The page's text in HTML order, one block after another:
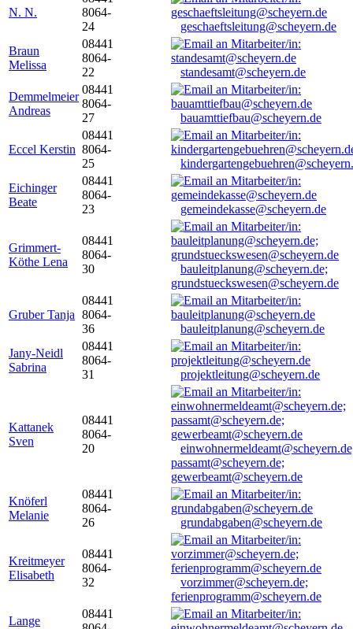
N. N.
8064-
24
geschaeftsleitung@scheyern.de
Braun
Melissa
08441
8064-
22
standesamt@scheyern.de
Demmelmeier
Andreas
08441
8064-
27
bauamttiefbau@scheyern.de
Eccel Kerstin
08441
8064-
25
Eichinger
Beate
08441
8064-
23
gemeindekasse@scheyern.de
Grimmert-
Köthe Lena
08441
8064-
30
bauleitplanung@scheyern.de;
grundstueckswesen@scheyern.de
Gruber Tanja
08441
8064-
36
bauleitplanung@scheyern.de
Jany-Neidl
Sabrina
08441
8064-
31
projektleitung@scheyern.de
Kattanek
Sven
08441
8064-
20
passamt@scheyern.de;
gewerbeamt@scheyern.de
Knöferl
Melanie
08441
8064-
26
grundabgaben@scheyern.de
Kreitmeyer
Elisabeth
08441
8064-
32
vorzimmer@scheyern.de;
ferienprogramm@scheyern.de
Lange
08441